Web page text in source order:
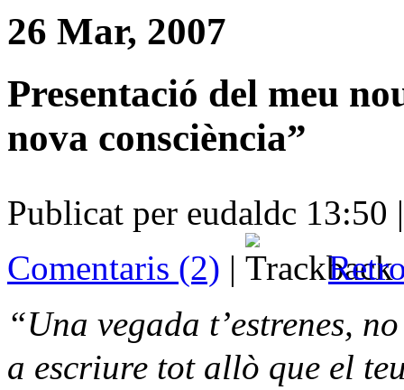
26 Mar, 2007
Presentació del meu
nova consciència”
Publicat per eudaldc 13:50
Comentaris (2) |
“Una vegada t’estrenes,
a escriure tot allò que el